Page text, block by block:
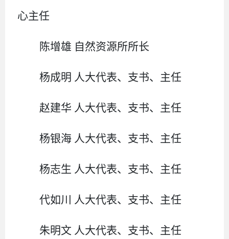
心主任
陈增雄 自然资源所所长
杨成明 人大代表、支书、主任
赵建华 人大代表、支书、主任
杨银海 人大代表、支书、主任
杨志生 人大代表、支书、主任
代如川 人大代表、支书、主任
朱明文 人大代表、支书、主任